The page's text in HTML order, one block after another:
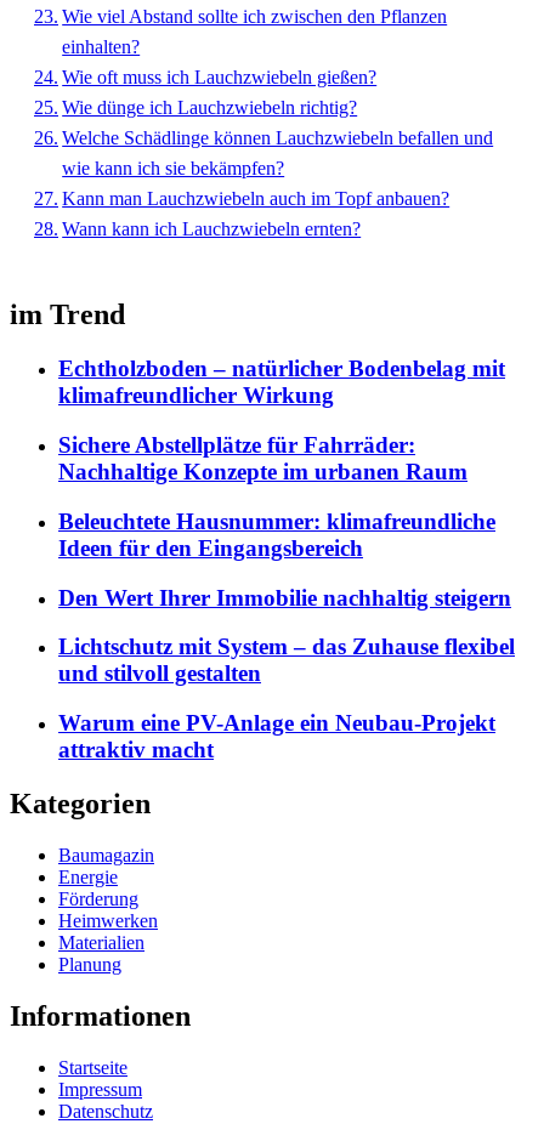
Wie viel Abstand sollte ich zwischen den Pflanzen
einhalten?
Wie oft muss ich Lauchzwiebeln gießen?
Wie dünge ich Lauchzwiebeln richtig?
Welche Schädlinge können Lauchzwiebeln befallen und
wie kann ich sie bekämpfen?
Kann man Lauchzwiebeln auch im Topf anbauen?
Wann kann ich Lauchzwiebeln ernten?
im Trend
Echtholzboden – natürlicher Bodenbelag mit
klimafreundlicher Wirkung
Sichere Abstellplätze für Fahrräder:
Nachhaltige Konzepte im urbanen Raum
Beleuchtete Hausnummer: klimafreundliche
Ideen für den Eingangsbereich
Den Wert Ihrer Immobilie nachhaltig steigern
Lichtschutz mit System – das Zuhause flexibel
und stilvoll gestalten
Warum eine PV-Anlage ein Neubau-Projekt
attraktiv macht
Kategorien
Baumagazin
Energie
Förderung
Heimwerken
Materialien
Planung
Informationen
Startseite
Impressum
Datenschutz